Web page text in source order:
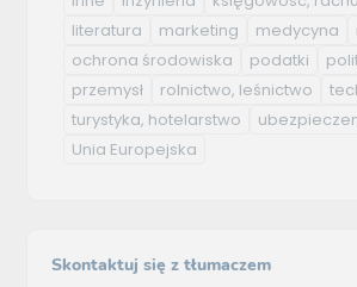
literatura
marketing medycyna
ochrona środowiska
podatki
przemysł
rolnictwo, leśnictwo
turystyka, hotelarstwo
Unia Europejska
Skontaktuj się z tłumaczem